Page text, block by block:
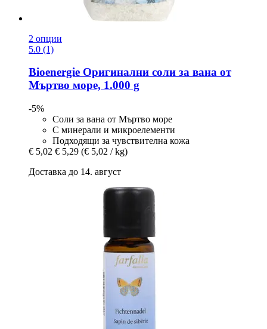
2 опции
5.0 (1)
Bioenergie Оригинални соли за вана от
Мъртво море, 1.000 g
-5%
Соли за вана от Мъртво море
С минерали и микроелементи
Подходящи за чувствителна кожа
€ 5,02 € 5,29 (€ 5,02 / kg)
Доставка до 14. август